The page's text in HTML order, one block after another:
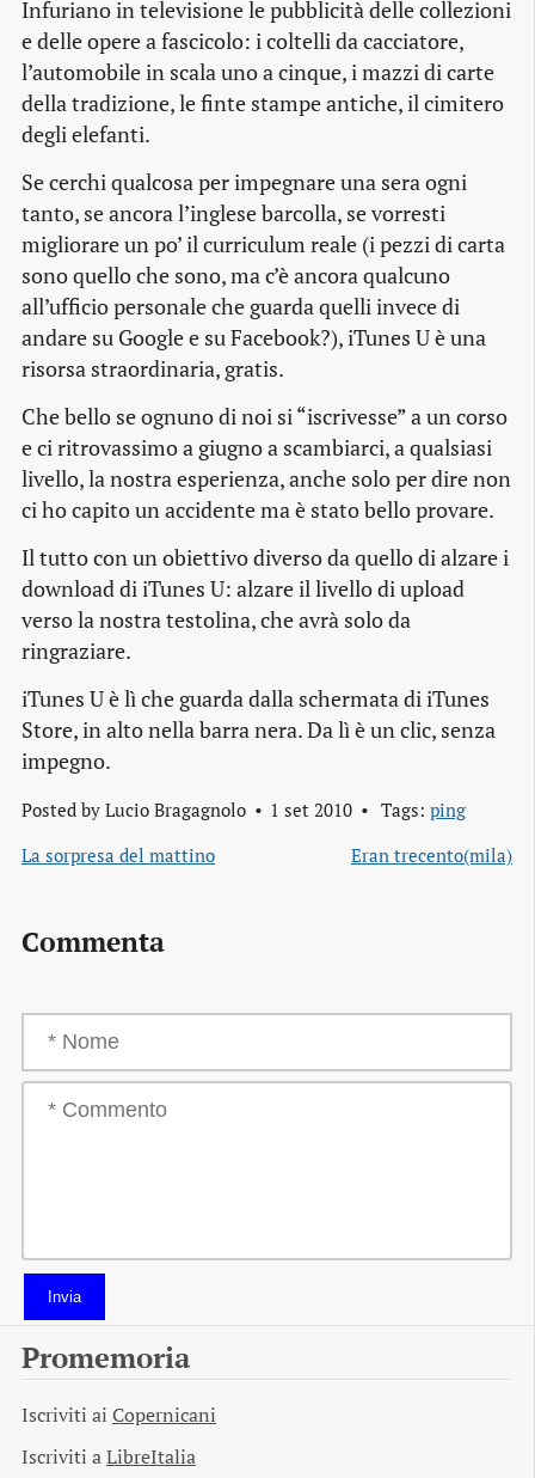
Infuriano in televisione le pubblicità delle collezioni
e delle opere a fascicolo: i coltelli da cacciatore,
l’automobile in scala uno a cinque, i mazzi di carte
della tradizione, le finte stampe antiche, il cimitero
degli elefanti.
Se cerchi qualcosa per impegnare una sera ogni
tanto, se ancora l’inglese barcolla, se vorresti
migliorare un po’ il curriculum reale (i pezzi di carta
sono quello che sono, ma c’è ancora qualcuno
all’ufficio personale che guarda quelli invece di
andare su Google e su Facebook?), iTunes U è una
risorsa straordinaria, gratis.
Che bello se ognuno di noi si “iscrivesse” a un corso
e ci ritrovassimo a giugno a scambiarci, a qualsiasi
livello, la nostra esperienza, anche solo per direnon
ci ho capito un accidente ma è stato bello provare.
Il tutto con un obiettivo diverso da quello di alzare i
downloaddi iTunes U: alzare il livello diupload
verso la nostra testolina, che avrà solo da
ringraziare.
iTunes U è lì che guarda dalla schermata di iTunes
Store, in alto nella barra nera. Da lì è un clic, senza
impegno.
Posted by Lucio Bragagnolo 1 set 2010 Tags: ping
La sorpresa del mattino
Eran trecento(mila)
Commenta
Invia
Promemoria
Iscriviti ai Copernicani
Iscriviti aLibreItalia